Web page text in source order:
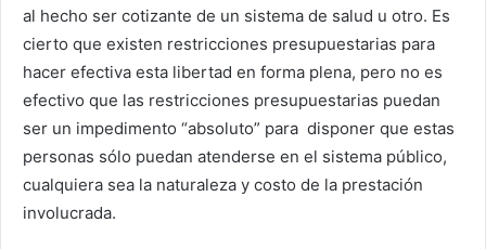
al hecho ser cotizante de un sistema de salud u otro. Es
cierto que existen restricciones presupuestarias para
hacer efectiva esta libertad en forma plena, pero no es
efectivo que las restricciones presupuestarias puedan
ser un impedimento “absoluto” para disponer que estas
personas sólo puedan atenderse en el sistema público,
cualquiera sea la naturaleza y costo de la prestación
involucrada.